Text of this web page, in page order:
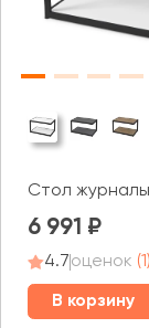
Стол
6 991
4.7оценок (1)
В корзину